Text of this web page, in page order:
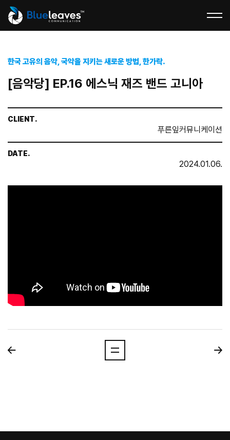
한국 고유의 음악, 국악을 지키는 새로운 방법, 한가락.
[음악당] EP.16 에스닉 재즈 밴드 고니아
CLIENT.
푸른잎커뮤니케이션
DATE.
2024.01.06.